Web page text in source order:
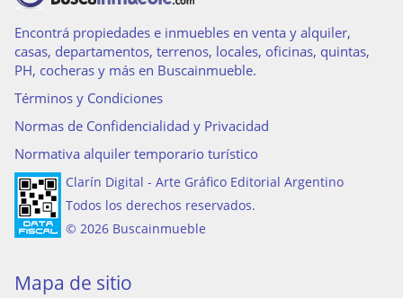
Encontrá propiedades e inmuebles en venta y alquiler,
casas, departamentos, terrenos, locales, oficinas, quintas,
PH, cocheras y más en Buscainmueble.
Términos y Condiciones
Normas de Confidencialidad y Privacidad
Normativa alquiler temporario turístico
Clarín Digital - Arte Gráfico Editorial Argentino
Todos los derechos reservados.
© 2026 Buscainmueble
Mapa de sitio